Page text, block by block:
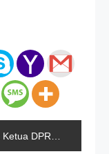
Ketua DPR RI Ingatkan Pemerintah Untuk Jaga Rasio Utang